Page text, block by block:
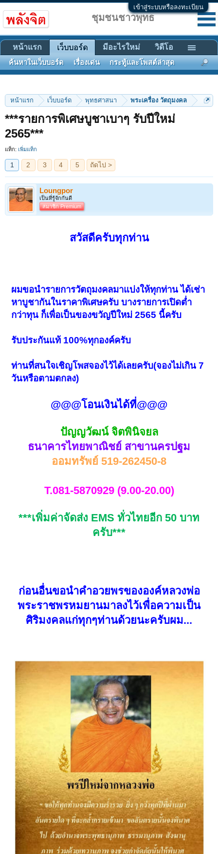
เข้าสู่ระบบหรือลงทะเบียน
หน้าแรก เว็บบอร์ด พุทธศาสนา พระเครื่อง วัตถุมงคล
***รายการพิเศษบูชาเบาๆ รับปีใหม่
2565***
แท็ก: เพิ่มแท็ก
1 2 3 4 5 ถัดไป >
Loungpor
เป็นที่รู้จักกันดี
สมาชิก Premium
สวัสดีครับทุกท่าน
ผมขอนำรายการวัตถุมงคลมาแบ่งให้ทุกท่านได้เช่า
หาบูชากันในราคาพิเศษครับ บางรายการเปิดต่ำ
กว่าทุน ก็เพื่อเป็นของขวัญปีใหม่ 2565 นี้ครับ
รับประกันแท้ 100%ทุกองค์ครับ
ท่านที่สนใจเชิญโพสจองไว้ได้เลยครับ(จองไม่เกิน 7
วันหรือตามตกลง)
@@@โอนเงินได้ที่@@@
ปัญญวัฒน์ จิตพินิจยล
ธนาคารไทยพาณิชย์ สาขานครปฐม
ออมทรัพย์ 519-262450-8
T.081-5870929 (9.00-20.00)
***เพิ่มค่าจัดส่ง EMS ทั่วไทยอีก 50 บาท
ครับ***
ก่อนอื่นขอนำคำอวยพรขององค์หลวงพ่อ
พระราชพรหมยานมาลงไว้เพื่อความเป็น
ศิริมงคลแก่ทุกๆท่านด้วยนะครับผม...
ชุมชนชาวพุทธ
หน้าแรก เว็บบอร์ด
ค้นหาในเว็บบอร์ด เรื่องเด่น กระทู้และโพสต์ล่าสุด
มีอะไรใหม่ วิดีโอ